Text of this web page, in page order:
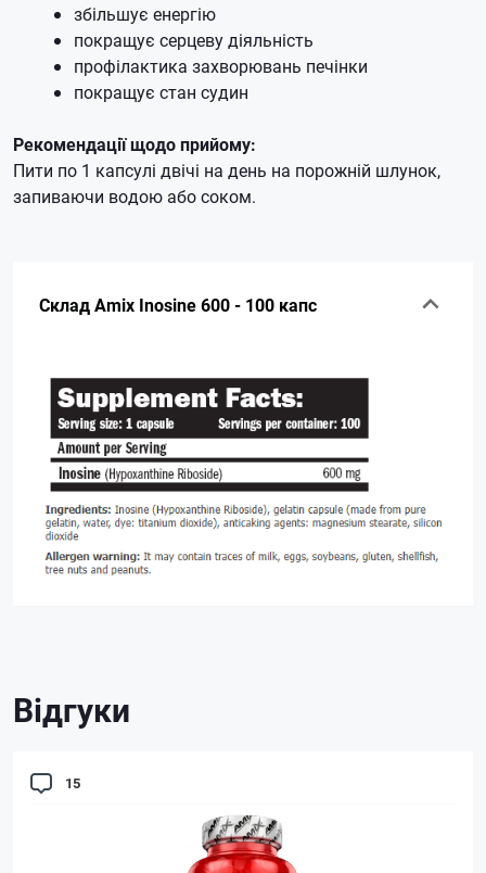
збільшує енергію
покращує серцеву діяльність
профілактика захворювань печінки
покращує стан судин
Рекомендації щодо прийому:
Пити по 1 капсулі двічі на день на порожній шлунок,
запиваючи водою або соком.
Склад Amix Inosine 600 - 100 капс
Відгуки
15